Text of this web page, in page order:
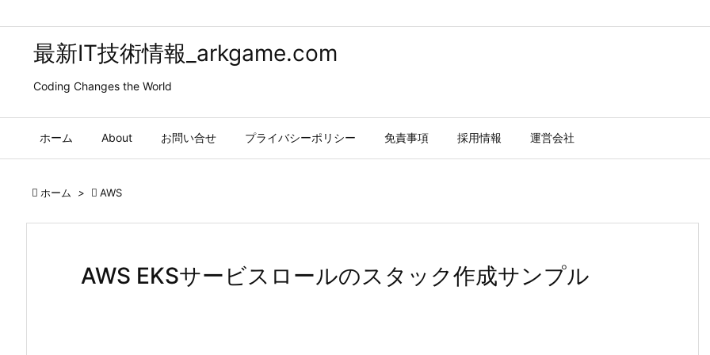
最新IT技術情報_arkgame.com
Coding Changes the World
ホーム About お問い合せ プライバシーポリシー 免責事項 採用情報 運営会社
 ホーム >  AWS
AWS EKSサービスロールのスタック作成サンプル